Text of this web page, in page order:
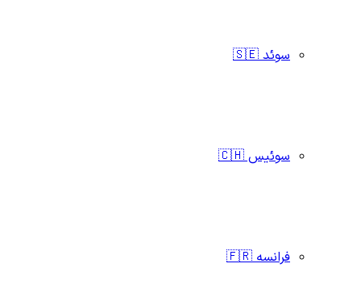
سوئد 🇸🇪
سوئیس 🇨🇭
فرانسه 🇫🇷